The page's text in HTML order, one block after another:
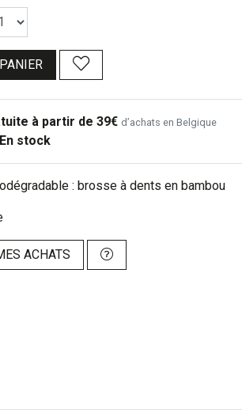
à partir de 39€ d’achats en Belgique
En stock
: brosse à dents en bambou
ACHATS